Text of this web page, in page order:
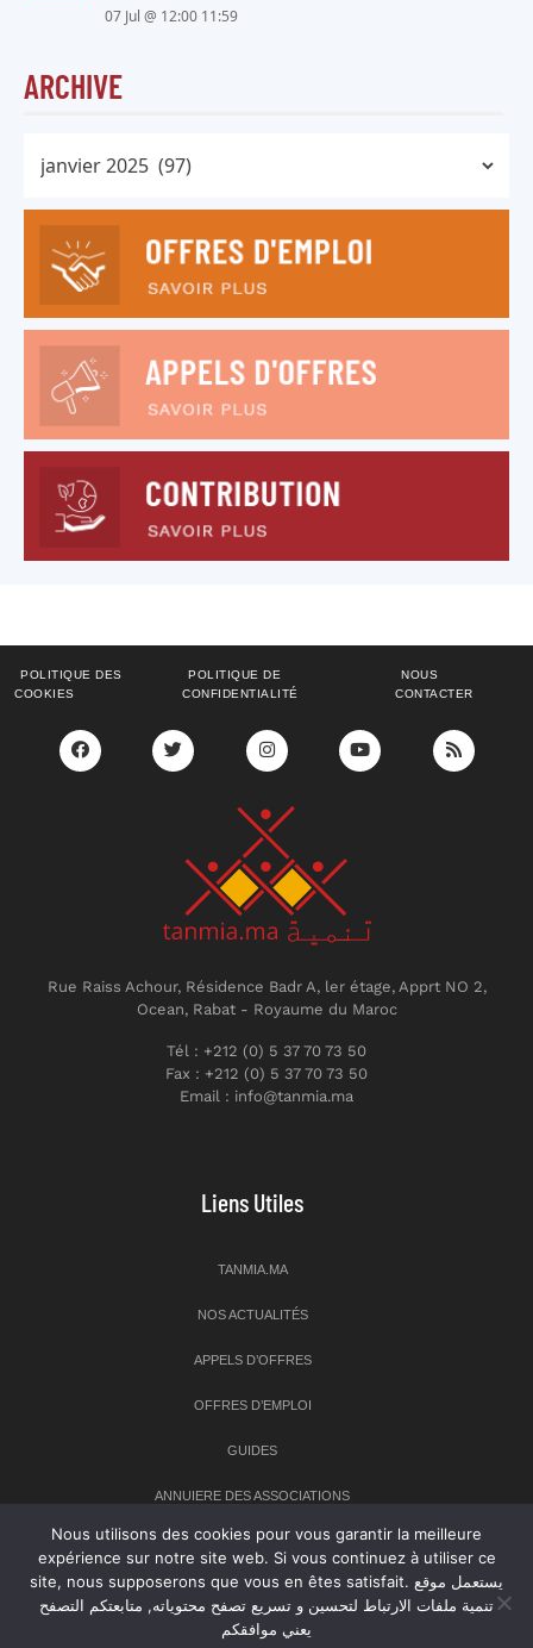
07 Jul @ 12:00 11:59
ARCHIVE
POLITIQUE DES
COOKIES
POLITIQUE DE
CONFIDENTIALITÉ
NOUS
CONTACTER
Rue Raiss Achour, Résidence Badr A, ler étage, Apprt NO 2,
Ocean, Rabat - Royaume du Maroc
Tél : +212 (0) 5 37 70 73 50
Fax : +212 (0) 5 37 70 73 50
Email : info@tanmia.ma
Liens Utiles
TANMIA.MA
NOS ACTUALITÉS
APPELS D’OFFRES
OFFRES D’EMPLOI
GUIDES
ANNUIERE DES ASSOCIATIONS
Newsletter
Inscrivez-vous à notre newsletter pour recevoir les dernières
Nous utilisons des cookies pour vous garantir la meilleure
expérience sur notre site web. Si vous continuez à utiliser ce
site, nous supposerons que vous en êtes satisfait. يستعمل موقع
تنمية ملفات الارتباط لتحسين و تسريع تصفح محتوياته, متابعتكم التصفح
يعني موافقكم